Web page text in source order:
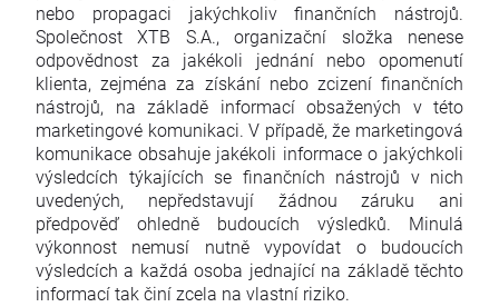
nebo propagaci jakýchkoliv finančních nástrojů.
Společnost XTB S.A., organizační složka nenese
odpovědnost za jakékoli jednání nebo opomenutí
klienta, zejména za získání nebo zcizení finančních
nástrojů, na základě informací obsažených v této
marketingové komunikaci. V případě, že marketingová
komunikace obsahuje jakékoli informace o jakýchkoli
výsledcích týkajících se finančních nástrojů v nich
uvedených, nepředstavují žádnou záruku ani
předpověď ohledně budoucích výsledků. Minulá
výkonnost nemusí nutně vypovídat o budoucích
výsledcích a každá osoba jednající na základě těchto
informací tak činí zcela na vlastní riziko.